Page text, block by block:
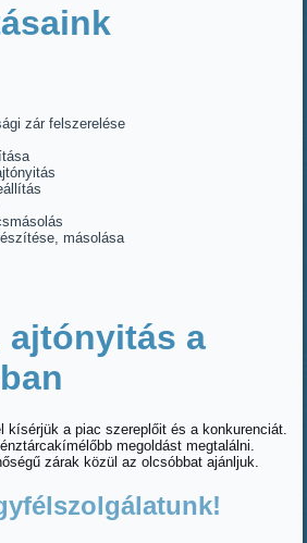
zár felszerelése
másolása
ajtónyitás a
kísérjük a piac szereplőit és a konkurenciát.
megoldást megtalálni.
zárak közül az olcsóbbat ajánljuk.